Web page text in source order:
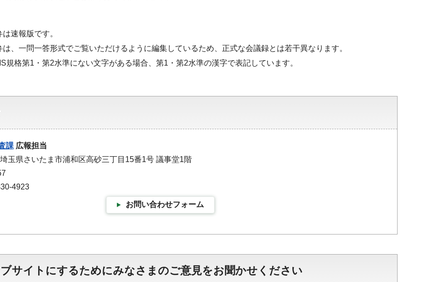
は速報版です。
は、一問一答形式でご覧いただけるように編集しているため、正式な会議録とは若干異なります。
規格第1・第2水準にない文字がある場合、第1・第2水準の漢字で表記しています。
課 広報担当
玉県さいたま市浦和区高砂三丁目15番1号 議事堂1階
4923
お問い合わせフォーム
サイトにするためにみなさまのご意見をお聞かせください